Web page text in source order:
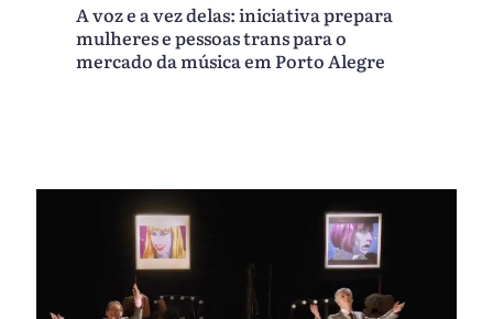
A voz e a vez delas: iniciativa prepara
mulheres e pessoas trans para o
mercado da música em Porto Alegre